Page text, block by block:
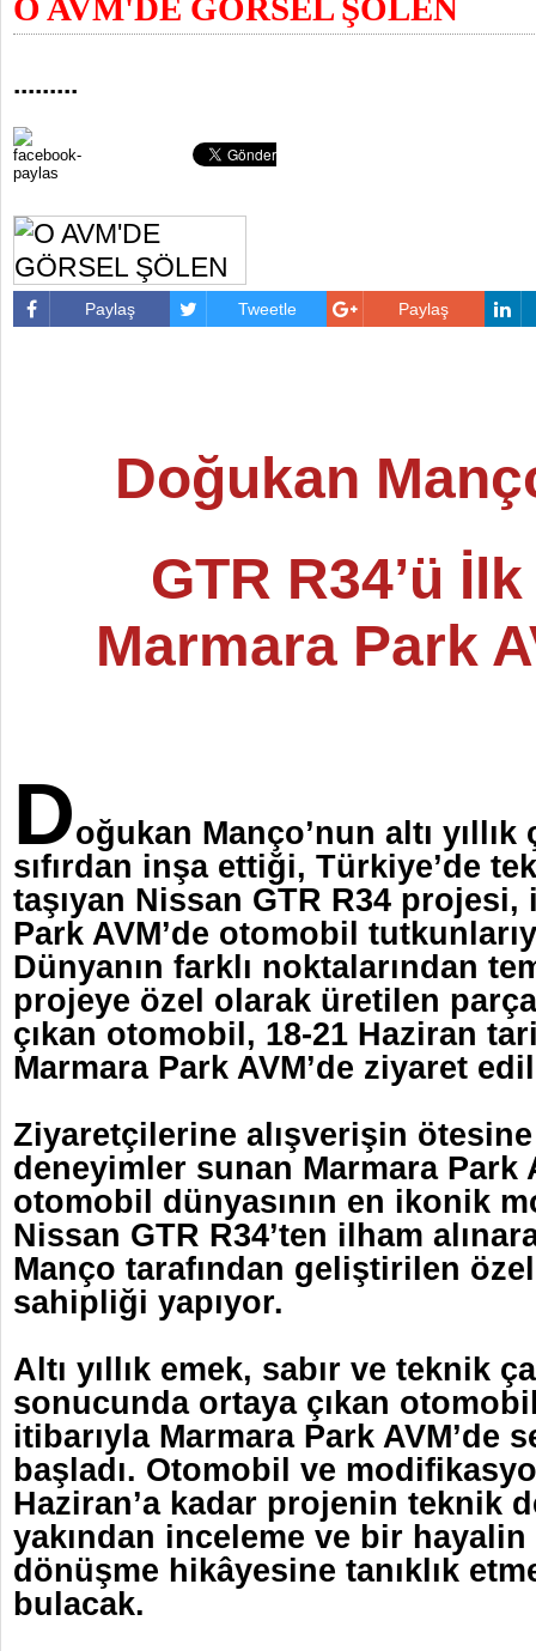
O AVM'DE GÖRSEL ŞÖLEN
.........
Paylaş Tweetle Paylaş
Doğukan
GTR R34’ü
Marmara Park
Doğukan Manço’nun altı yıllık
sıfırdan inşa ettiği, Türkiye’de
taşıyan Nissan GTR R34 projesi,
Park AVM’de otomobil
Dünyanın farklı noktalarından
projeye özel olarak üretilen
çıkan otomobil, 18-21 Haziran
Marmara Park AVM’de ziyaret
Ziyaretçilerine alışverişin
deneyimler sunan Marmara Park
otomobil dünyasının en ikonik
Nissan GTR R34’ten ilham
Manço tarafından geliştirilen
sahipliği yapıyor.
Altı yıllık emek, sabır ve teknik
sonucunda ortaya çıkan
itibarıyla Marmara Park AVM’de
başladı. Otomobil ve
Haziran’a kadar projenin teknik
yakından inceleme ve bir
dönüşme hikâyesine tanıklık
bulacak.